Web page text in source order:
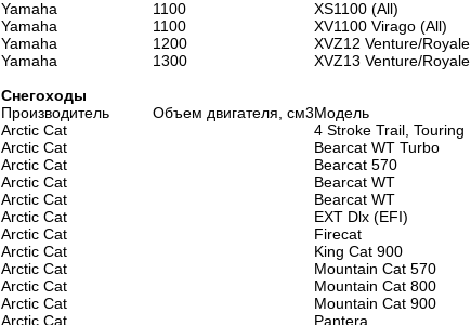
Yamaha
1100 XS1100 (All)
Yamaha
1100 XV1100 Virago (All)
Yamaha
1200 XVZ12 Venture/Royale
Yamaha
1300 XVZ13 Venture/Royale
Снегоходы
Производитель
Объем двигателя, см3Модель
Arctic Cat
4 Stroke Trail, Touring
Arctic Cat
Bearcat WT Turbo
Arctic Cat
Bearcat 570
Arctic Cat
Bearcat WT
Arctic Cat
Bearcat WT
Arctic Cat
EXT Dlx (EFI)
Arctic Cat
Firecat
Arctic Cat
King Cat 900
Arctic Cat
Mountain Cat 570
Arctic Cat
Mountain Cat 800
Arctic Cat
Mountain Cat 900
Arctic Cat
Pantera